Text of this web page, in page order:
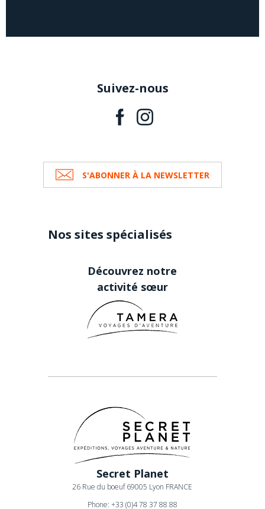
Suivez-nous
S'ABONNER À LA NEWSLETTER
Nos sites spécialisés
Découvrez notre
activité sœur
Secret Planet
26 Rue du boeuf 69005 Lyon FRANCE
Phone: +33 (0)4 78 37 88 88